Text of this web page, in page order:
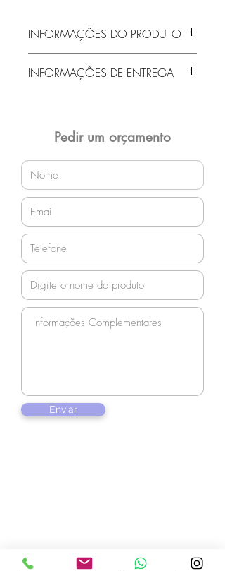
INFORMAÇÕES DO PRODUTO
INFORMAÇÕES DE ENTREGA
orçamento!Pedir um orçamento
Enviar